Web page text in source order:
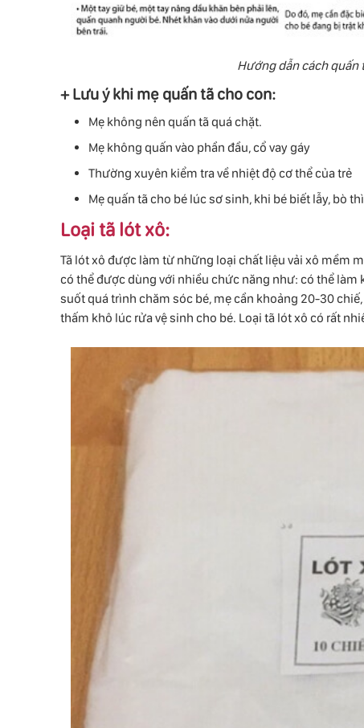
Hướng dẫn cách quấn
+ Lưu ý khi mẹ quấn tã cho con:
Mẹ không nên quấn tã quá chặt.
Mẹ không quấn vào phần đầu, cổ vay gáy
Thường xuyên kiểm tra về nhiệt độ cơ thể của trẻ
Mẹ quấn tã cho bé lúc sơ sinh, khi bé biết lẫy, bò
Loại tã lót xô:
Tã lót xô được làm từ những loại chất liệu vải xô mềm
có thể được dùng với nhiều chức năng như: có thể làm
suốt quá trình chăm sóc bé, mẹ cần khoảng 20-30
thấm khô lúc rửa vệ sinh cho bé. Loại tã lót xô có rất